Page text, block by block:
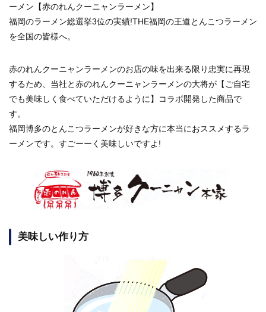
ーメン【赤のれんクーニャンラーメン】
福岡のラーメン総選挙3位の実績!THE福岡の王道とんこつラーメン
を全国の皆様へ。
赤のれんクーニャンラーメンのお店の味を出来る限り忠実に再現
するため、当社と赤のれんクーニャンラーメンの大将が【ご自宅
でも美味しく食べていただけるように】コラボ開発した商品で
す。
福岡博多のとんこつラーメンが好きな方に本当におススメするラ
ーメンです。すごーーく美味しいですよ!
美味しい作り方